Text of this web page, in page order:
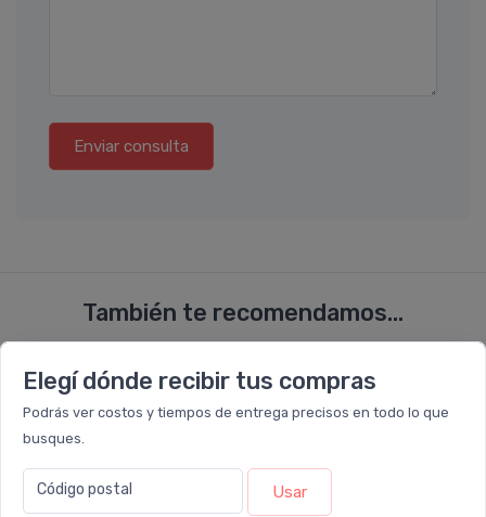
Elegí dónde recibir tus compras
Podrás ver costos y tiempos de entrega precisos en todo lo que
busques.
Código postal Usar
Enviar consulta
También te recomendamos...
24%OFF
COMBO
25%OFF